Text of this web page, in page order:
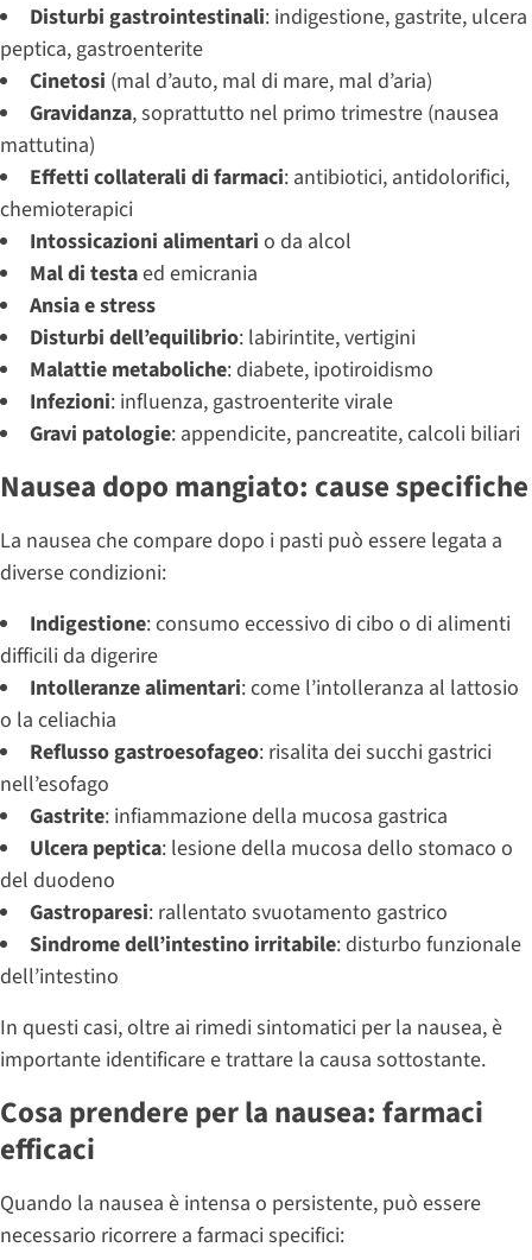
Disturbi gastrointestinali: indigestione, gastrite, ulcera
peptica, gastroenterite
Cinetosi (mal d’auto, mal di mare, mal d’aria)
Gravidanza, soprattutto nel primo trimestre (nausea
mattutina)
Effetti collaterali di farmaci: antibiotici, antidolorifici,
chemioterapici
Intossicazioni alimentari o da alcol
Mal di testaed emicrania
Ansia e stress
Disturbi dell’equilibrio: labirintite, vertigini
Malattie metaboliche: diabete, ipotiroidismo
Infezioni: influenza, gastroenterite virale
Gravi patologie: appendicite, pancreatite, calcoli biliari
Nausea dopo mangiato: cause specifiche
La nausea che compare dopo i pasti può essere legata a
diverse condizioni:
Indigestione: consumo eccessivo di cibo o di alimenti
difficili da digerire
Intolleranze alimentari: come l’intolleranza al lattosio
o la celiachia
Reflusso gastroesofageo: risalita dei succhi gastrici
nell’esofago
Gastrite: infiammazione della mucosa gastrica
Ulcera peptica: lesione della mucosa dello stomaco o
del duodeno
Gastroparesi: rallentato svuotamento gastrico
Sindrome dell’intestino irritabile: disturbo funzionale
dell’intestino
In questi casi, oltre ai rimedi sintomatici per la nausea, è
importante identificare e trattare la causa sottostante.
Cosa prendere per la nausea: farmaci
efficaci
Quando la nausea è intensa o persistente, può essere
necessario ricorrere a farmaci specifici: